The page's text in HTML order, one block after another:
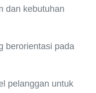
dan kebutuhan
berorientasi pada
pelanggan untuk